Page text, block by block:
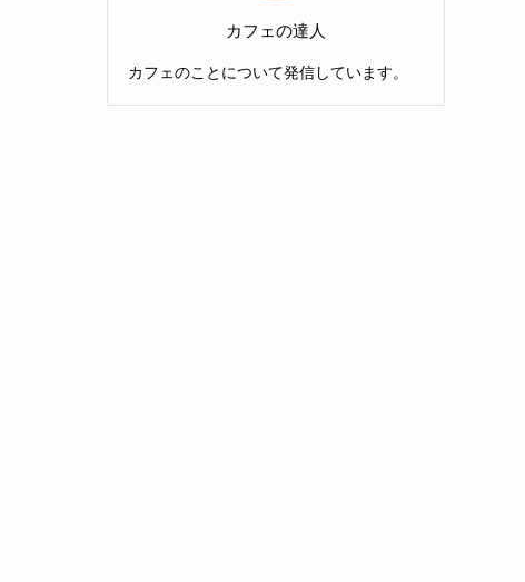
カフェの達人
カフェのことについて発信しています。